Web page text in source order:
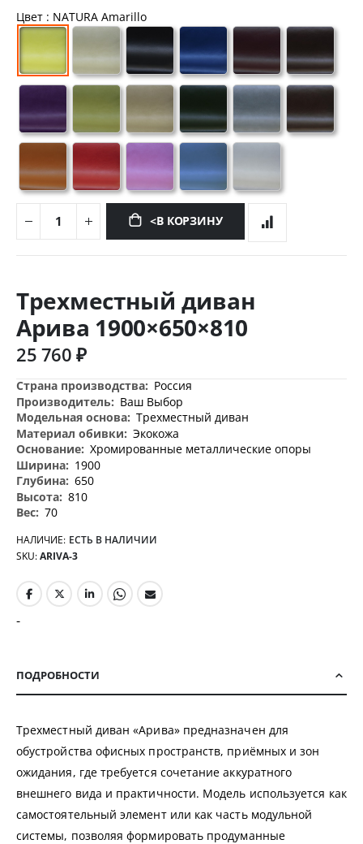
Цвет : NATURA Amarillo
<В КОРЗИНУ
к
началу
галереи
изображений
Трехместный диван
Арива 1900×650×810
25 760 ₽
Дополнительная
информация
Россия
Ваш Выбор
Трехместный диван
Экокожа
Хромированные металлические опоры
1900
650
810
70
НАЛИЧИЕ: ЕСТЬ В НАЛИЧИИ
SKU ARIVA-3
-
ПОДРОБНОСТИ
Трехместный диван «Арива» предназначен для
обустройства офисных пространств, приёмных и зон
ожидания, где требуется сочетание аккуратного
внешнего вида и практичности. Модель используется как
самостоятельный элемент или как часть модульной
системы, позволяя формировать продуманные